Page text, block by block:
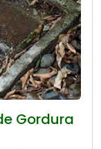
Gordura